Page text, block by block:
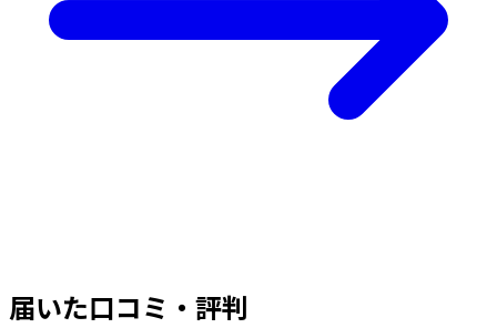
届いた口コミ・評判